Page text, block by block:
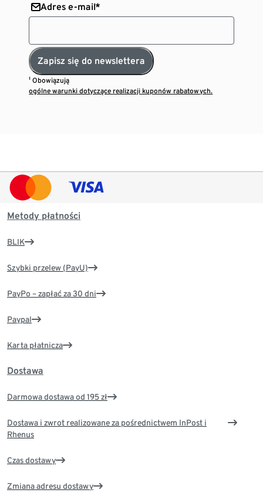
Adres e-mail*
Zapisz się do newslettera
¹ Obowiązują
ogólne warunki dotyczące realizacji kuponów rabatowych.
Metody płatności
BLIK
Szybki przelew (PayU)
PayPo – zapłać za 30 dni
Paypal
Karta płatnicza
Dostawa
Darmowa dostawa od 195 zł
Dostawa i zwrot realizowane za pośrednictwem InPost i
Rhenus
Czas dostawy
Zmiana adresu dostawy